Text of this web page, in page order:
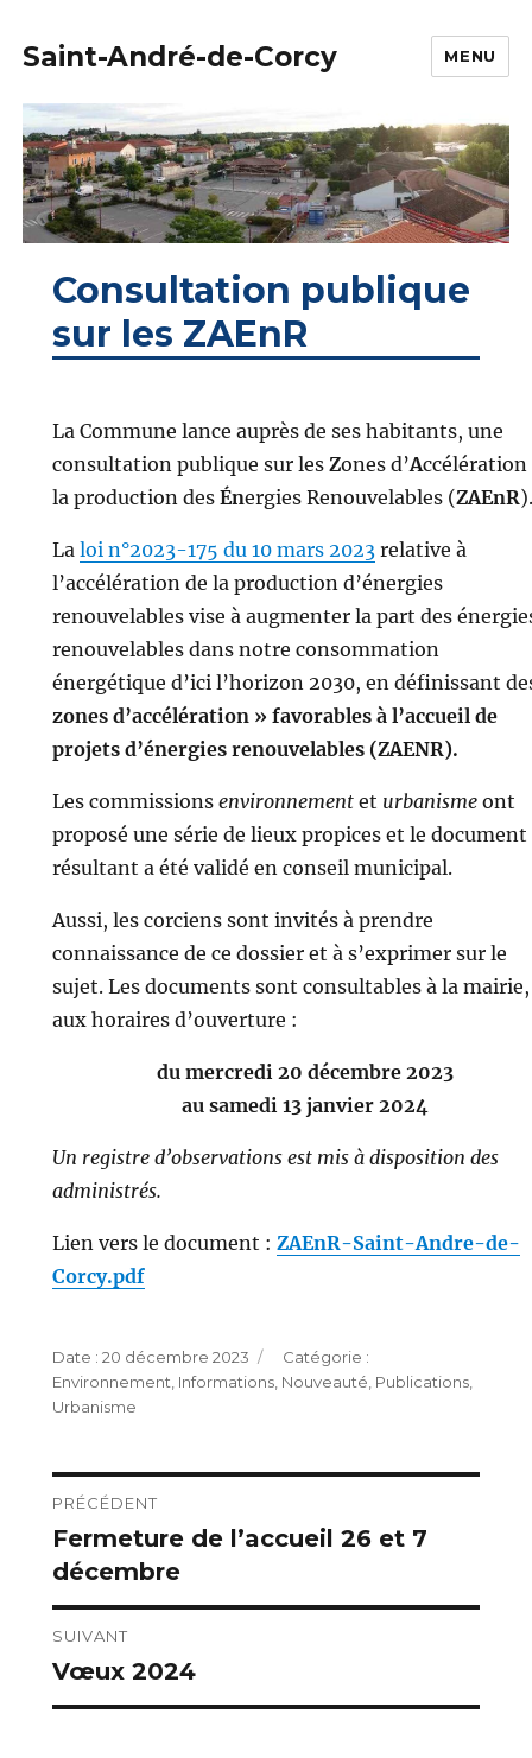
Saint-André-de-Corcy MENU
Consultation publique
sur les ZAEnR
La Commune lance auprès de ses habitants, une
consultation publique sur les Zones d’Accélération
la production des Énergies Renouvelables (ZAEnR).
La loi n°2023-175 du 10 mars 2023relative à
l’accélération de la production d’énergies
renouvelables vise à augmenter la part des
renouvelables dans notre consommation
énergétique d’ici l’horizon 2030, en définissant
zones d’accélération » favorables à l’accueil de
projets d’énergies renouvelables (ZAENR).
Les commissions environnement et urbanisme ont
proposé une série de lieux propices et le document
résultant a été validé en conseil municipal.
Aussi, les corciens sont invités à prendre
connaissance de ce dossier et à s’exprimer sur le
sujet. Les documents sont consultables à la mairie,
aux horaires d’ouverture :
du mercredi 20 décembre 2023
au samedi 13 janvier 2024
Un registre d’observations est mis à disposition des
administrés.
Lien vers le document : ZAEnR-Saint-Andre-de-
Corcy.pdf
Publié
le
20 décembre 2023
Catégories
Environnement Informations, Nouveauté Publications,
Urbanisme
Navigation
de
l’article
PRÉCÉDENT
Publication
précédente :
Fermeture de l’accueil 26 et 7
décembre
SUIVANT
Publication
suivante :
Vœux 2024